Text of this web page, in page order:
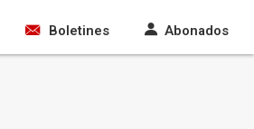
Boletines Abonados